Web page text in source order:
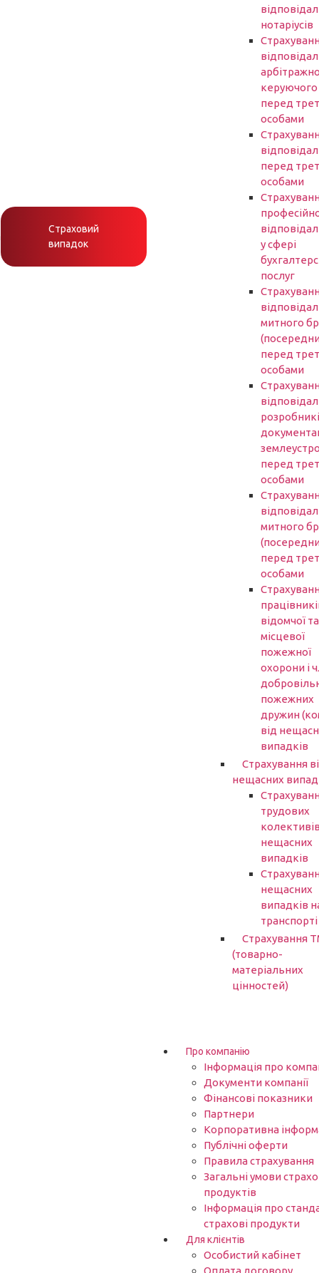
Страховий
випадок
нотаріусів
керуючого
перед
особами
перед
особами
у сфері
послуг
митного
перед
особами
перед
особами
митного
перед
особами
відомчої та
місцевої
пожежної
охорони і
пожежних
дружин
від
випадків
Страхування
нещасних
трудових
нещасних
випадків
нещасних
випадків
транспорті
Страхування
(товарно-
матеріальних
цінностей)
Про компанію
Інформація про
Документи компанії
Фінансові показники
Партнери​
Корпоративна
Публічні оферти
Правила страхування
Загальні умови
продуктів
Інформація про
страхові продукти
Для клієнтів
Особистий кабінет
Оплата договору